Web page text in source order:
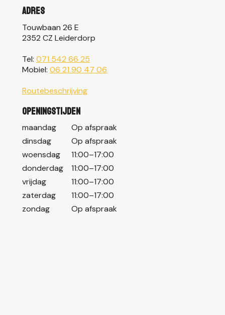
Adres
Touwbaan 26 E
2352 CZ Leiderdorp
Tel: 071 542 66 25
Mobiel: 06 21 90 47 06
Routebeschrijving
Openingstijden
maandag
Op afspraak
dinsdag
Op afspraak
woensdag
11:00–17:00
donderdag
11:00–17:00
vrijdag
11:00–17:00
zaterdag
11:00–17:00
zondag
Op afspraak